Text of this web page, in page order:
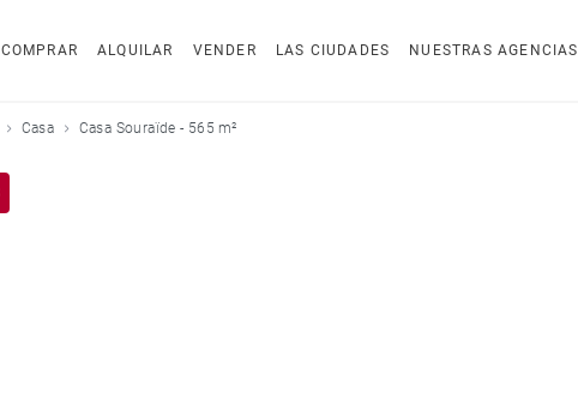
COMPRAR ALQUILAR VENDER LAS CIUDADES NUESTRAS AGENCIAS
Casa Casa Souraïde - 565 m²